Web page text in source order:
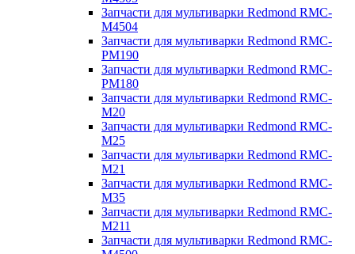
Запчасти для мультиварки Redmond RMC-
M4504
Запчасти для мультиварки Redmond RMC-
PM190
Запчасти для мультиварки Redmond RMC-
PM180
Запчасти для мультиварки Redmond RMC-
M20
Запчасти для мультиварки Redmond RMC-
M25
Запчасти для мультиварки Redmond RMC-
M21
Запчасти для мультиварки Redmond RMC-
M35
Запчасти для мультиварки Redmond RMC-
M211
Запчасти для мультиварки Redmond RMC-